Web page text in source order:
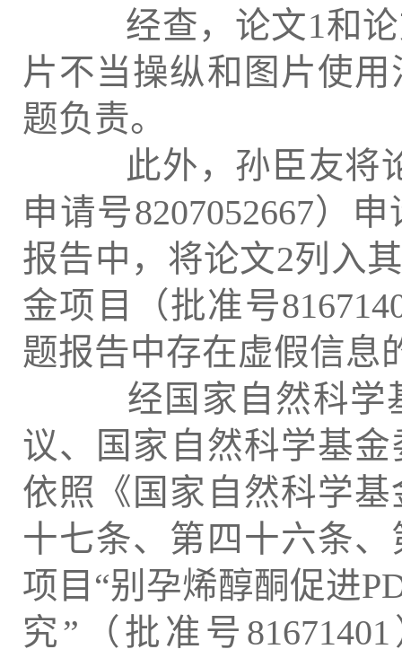
经查，论文1和论
片不当操纵和图片使
题负责。
此外，孙臣友将论
申请号8207052667）
报告中，将论文2列入
金项目（批准号
题报告中存在虚假信息
经国家自然科学基
议、国家自然科学基
依照《国家自然科学
十七条、第四十六条
项目“别孕烯醇酮促进
究”（批准号